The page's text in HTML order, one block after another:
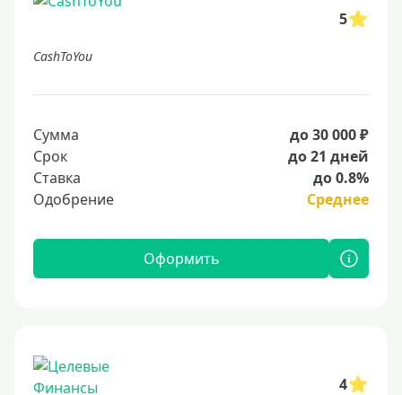
5
CashToYou
Сумма
до 30 000 ₽
Срок
до 21 дней
Ставка
до 0.8%
Одобрение
Среднее
Оформить
4